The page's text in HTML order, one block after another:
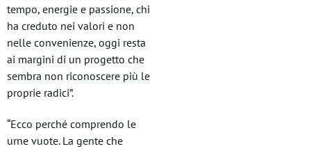
tempo, energie e passione, chi
ha creduto nei valori e non
nelle convenienze, oggi resta
ai margini di un progetto che
sembra non riconoscere più le
proprie radici”.
“Ecco perché comprendo le
urne vuote. La gente che